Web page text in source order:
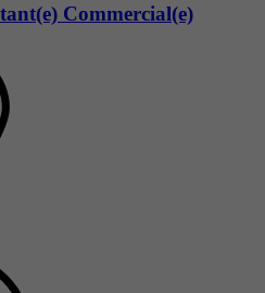
Commercial(e)